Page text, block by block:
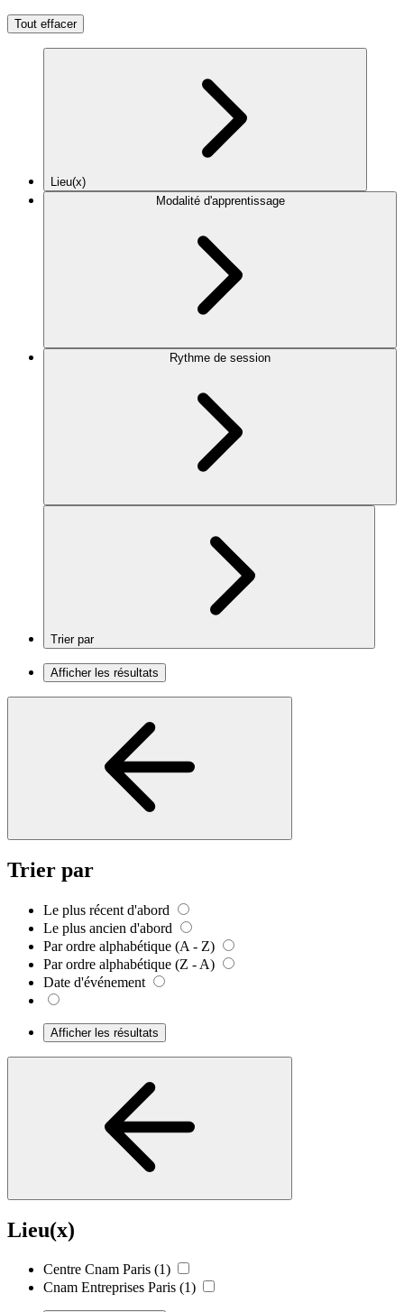
Tout effacer
Lieu(x)
Modalité d'apprentissage
Rythme de session
Trier par
Afficher les résultats
Trier par
Le plus récent d'abord
Le plus ancien d'abord
Par ordre alphabétique (A - Z)
Par ordre alphabétique (Z - A)
Date d'événement
Afficher les résultats
Lieu(x)
Centre Cnam Paris (1)
Cnam Entreprises Paris (1)